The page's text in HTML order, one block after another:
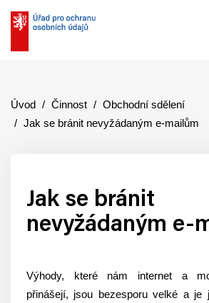
Úvod Činnost
Obchodní sdělení
Jak se bránit nevyžádaným e-mailům
Jak se bránit
nevyžádaným e-
Výhody, které nám internet a
přinášejí, jsou bezesporu velké a